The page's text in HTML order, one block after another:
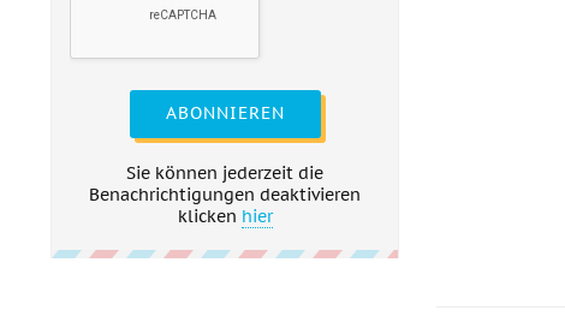
ABONNIEREN
Sie können jederzeit die
Benachrichtigungen deaktivieren
klicken hier